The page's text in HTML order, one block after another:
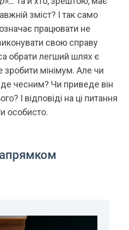
зміст? І так само
працювати не
свою справу
обрати легший шлях є
мінімум. Але чи
чесним? Чи приведе він
І відповіді на ці питання
особисто.